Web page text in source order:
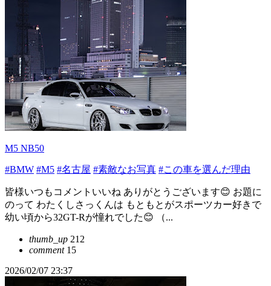
M5 NB50
#BMW #M5 #名古屋 #素敵なお写真 #この車を選んだ理由
皆様いつもコメントいいね ありがとうございます😊 お題に
のって わたくしさっくんは もともとがスポーツカー好きで
幼い頃から32GT-Rが憧れでした😊 （...
thumb_up 212
comment15
2026/02/07 23:37